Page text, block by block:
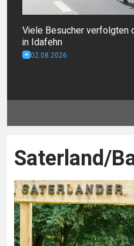
Viele Besucher verfolgten
in Idafehn
02.08.2026
Saterland/